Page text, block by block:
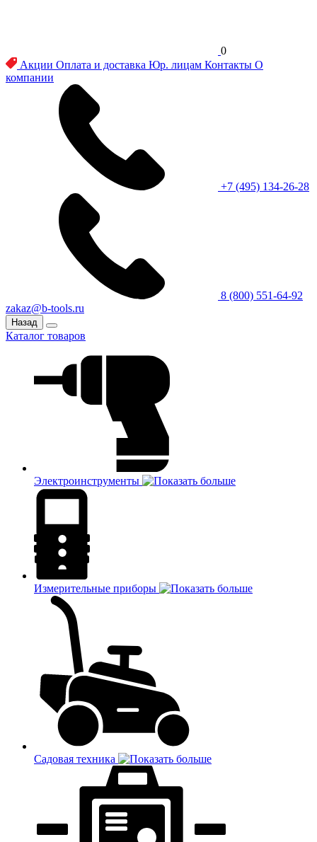
0
Акции Оплата и доставка Юр. лицам Контакты О
компании
+7 (495) 134-26-28
8 (800) 551-64-92
zakaz@b-tools.ru
Назад
Каталог товаров
Электроинструменты
Измерительные приборы
Садовая техника